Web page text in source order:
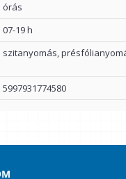
órás
07-19 h
szitanyomás,
5997931774580